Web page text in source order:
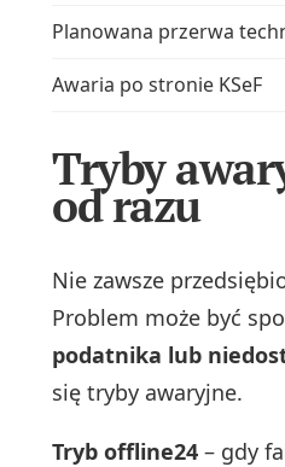
Planowana przerwa
Awaria po stronie KSeF
Tryby
od razu
Nie zawsze
Problem może być
podatnika lub
się tryby awaryjne.
Tryb offline24 – gdy